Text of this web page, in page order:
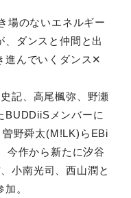
場のないエネルギー
、ダンスと仲間と出
進んでいくダンス✕
記、⾼尾楓弥、野瀬
BUDDiiSメンバーに
曽野舜太(M!LK)らEBi
今作から新たに汐⾕
⼩南光司、⻄⼭潤と
。